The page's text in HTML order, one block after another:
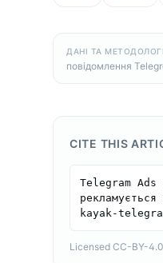
ДАНІ ТА
повідомлення
CITE THIS
Telegram
kayak-
Licensed CC-BY-